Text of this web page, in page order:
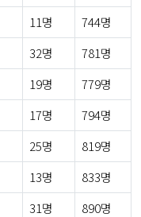
11명
744명
32명
781명
19명
779명
17명
794명
25명
819명
13명
833명
31명
890명